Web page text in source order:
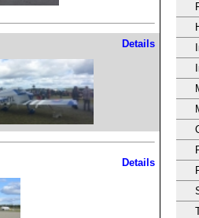
Details
Details